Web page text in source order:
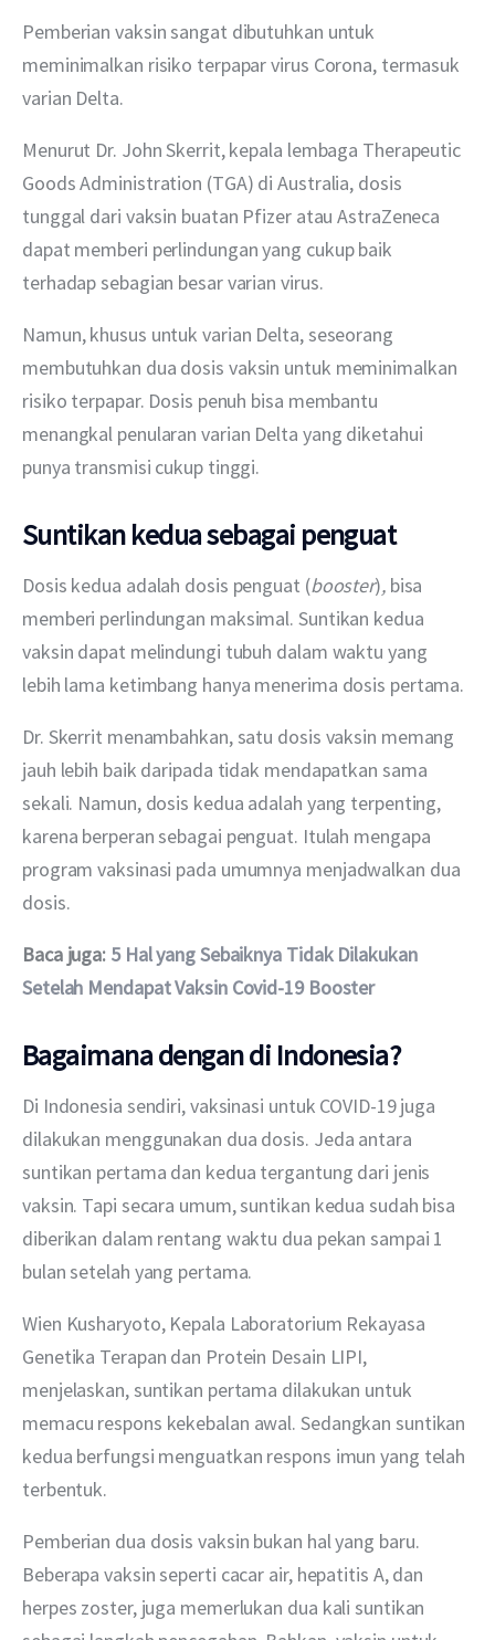
Pemberian vaksin sangat dibutuhkan untuk
meminimalkan risiko terpapar virus Corona, termasuk
varian Delta.
Menurut Dr. John Skerrit, kepala lembaga Therapeutic
Goods Administration (TGA) di Australia, dosis
tunggal dari vaksin buatan Pfizer atau AstraZeneca
dapat memberi perlindungan yang cukup baik
terhadap sebagian besar varian virus.
Namun, khusus untuk varian Delta, seseorang
membutuhkan dua dosis vaksin untuk meminimalkan
risiko terpapar. Dosis penuh bisa membantu
menangkal penularan varian Delta yang diketahui
punya transmisi cukup tinggi.
Suntikan kedua sebagai penguat
Dosis kedua adalah dosis penguat (booster), bisa
memberi perlindungan maksimal. Suntikan kedua
vaksin dapat melindungi tubuh dalam waktu yang
lebih lama ketimbang hanya menerima dosis pertama.
Dr. Skerrit menambahkan, satu dosis vaksin memang
jauh lebih baik daripada tidak mendapatkan sama
sekali. Namun, dosis kedua adalah yang terpenting,
karena berperan sebagai penguat. Itulah mengapa
program vaksinasi pada umumnya menjadwalkan dua
dosis.
Baca juga: 5 Hal yang Sebaiknya Tidak Dilakukan
Setelah Mendapat Vaksin Covid-19 Booster
Bagaimana dengan di Indonesia?
Di Indonesia sendiri, vaksinasi untuk COVID-19 juga
dilakukan menggunakan dua dosis. Jeda antara
suntikan pertama dan kedua tergantung dari jenis
vaksin. Tapi secara umum, suntikan kedua sudah bisa
diberikan dalam rentang waktu dua pekan sampai 1
bulan setelah yang pertama.
Wien Kusharyoto, Kepala Laboratorium Rekayasa
Genetika Terapan dan Protein Desain LIPI,
menjelaskan, suntikan pertama dilakukan untuk
memacu respons kekebalan awal. Sedangkan suntikan
kedua berfungsi menguatkan respons imun yang telah
terbentuk.
Pemberian dua dosis vaksin bukan hal yang baru.
Beberapa vaksin seperti cacar air, hepatitis A, dan
herpes zoster, juga memerlukan dua kali suntikan